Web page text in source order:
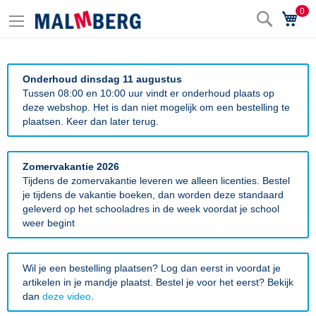
Zoek0
Onderhoud dinsdag 11 augustus
Tussen 08:00 en 10:00 uur vindt er onderhoud plaats op
deze webshop. Het is dan niet mogelijk om een bestelling te
plaatsen. Keer dan later terug.
Zomervakantie 2026
Tijdens de zomervakantie leveren we alleen licenties. Bestel
je tijdens de vakantie boeken, dan worden deze standaard
geleverd op het schooladres in de week voordat je school
weer begint
Wil je een bestelling plaatsen? Log dan eerst in voordat je
artikelen in je mandje plaatst. Bestel je voor het eerst? Bekijk
dan deze video